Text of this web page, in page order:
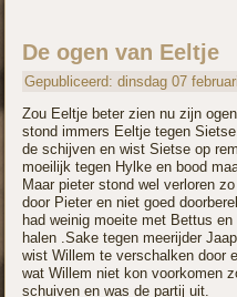
De ogen van Eeltje
Gepubliceerd: dinsdag 07
Zou Eeltje beter zien nu zijn
stond immers Eeltje tegen
de schijven en wist Sietse op
moeilijk tegen Hylke en bood
Maar pieter stond wel verloren
door Pieter en niet goed
had weinig moeite met Bettus
halen .Sake tegen meerijder
wist Willem te verschalken door
wat Willem niet kon voorkomen
schuiven en was de partij uit.